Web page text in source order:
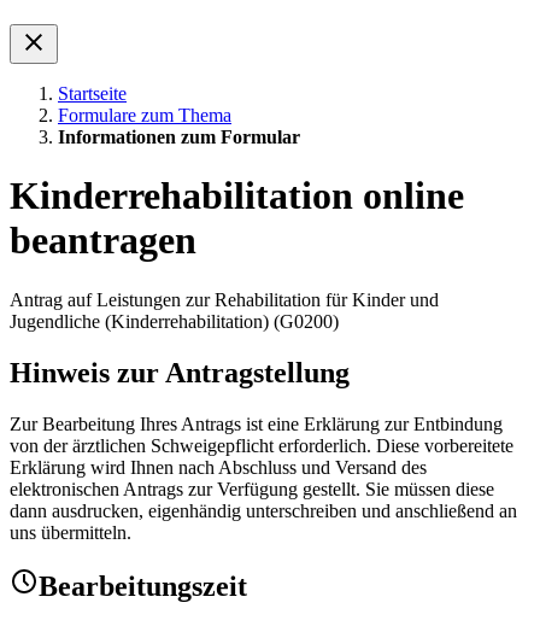
Startseite
Formulare zum Thema
Informationen zum Formular
Kinderrehabilitation online
beantragen
Antrag auf Leistungen zur Rehabilitation für Kinder und
Jugendliche (Kinderrehabilitation) (G0200)
Hinweis zur Antragstellung
Zur Bearbeitung Ihres Antrags ist eine Erklärung zur Entbindung
von der ärztlichen Schweigepflicht erforderlich. Diese vorbereitete
Erklärung wird Ihnen nach Abschluss und Versand des
elektronischen Antrags zur Verfügung gestellt. Sie müssen diese
dann ausdrucken, eigenhändig unterschreiben und anschließend an
uns übermitteln.
Bearbeitungszeit